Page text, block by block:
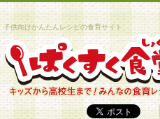
子供向けかんたんレシピの食育サイト